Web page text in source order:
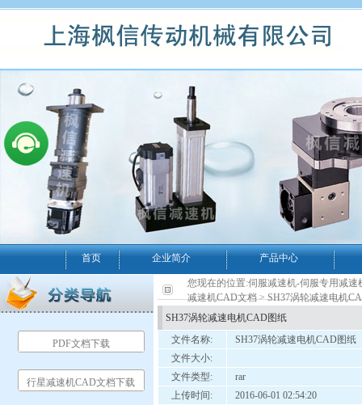
首页 企业简介 产品中心
PDF文档下载
行星减速机CAD文档下载
您现在的位置:伺服减速机-伺服专用减
减速机CAD文档> SH37涡轮减速电机
SH37涡轮减速电机CAD图纸
文件名称:
SH37涡轮减速电机CAD图纸
文件大小:
文件类型:
rar
上传时间:
2016-06-01 02:54:20